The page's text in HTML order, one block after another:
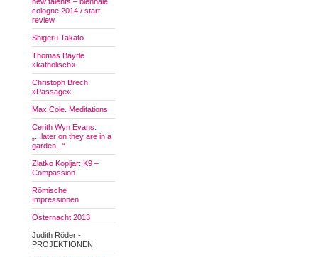
cologne 2014 / start
review
Shigeru Takato
Thomas Bayrle
»katholisch«
Christoph Brech
»Passage«
Max Cole. Meditations
Cerith Wyn Evans:
„...later on they are in a
garden...“
Zlatko Kopljar: K9 –
Compassion
Römische
Impressionen
Osternacht 2013
Judith Röder -
PROJEKTIONEN